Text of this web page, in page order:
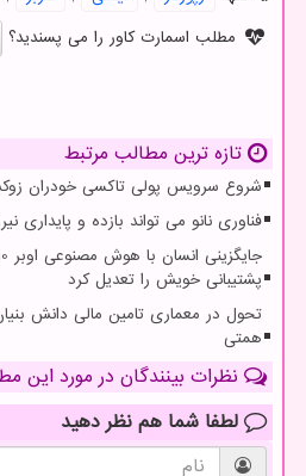
مطلب اسمارت کاور را می پسندید؟
تازه ترین مطالب مرتبط
شروع سرویس پولی تاکسی خودران
فناوری نانو می تواند بازده و پایداری
پشتیبانی خویش را تعدیل کرد
همتی
نظرات بینندگان در مورد این
لطفا شما هم نظر دهید